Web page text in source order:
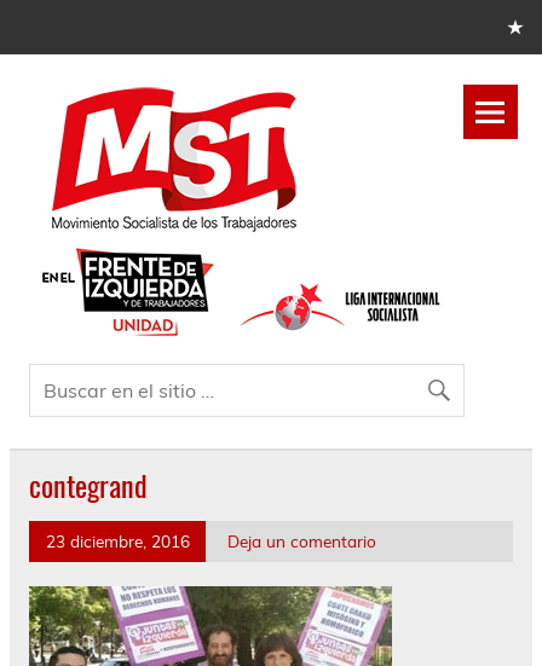
contegrand
23 diciembre, 2016 Deja un comentario